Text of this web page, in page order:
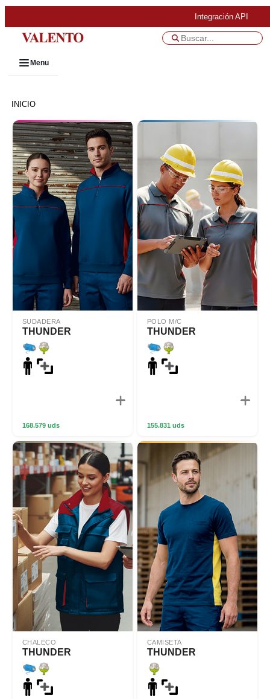
Integración API
Menu
INICIO
SUDADERA
THUNDER
168.579 uds
POLO M/C
THUNDER
155.831 uds
CHALECO
THUNDER
CAMISETA
THUNDER